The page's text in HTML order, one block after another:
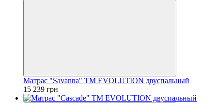
Матрас "Savanna" ТМ EVOLUTION двуспальный
15 239 грн